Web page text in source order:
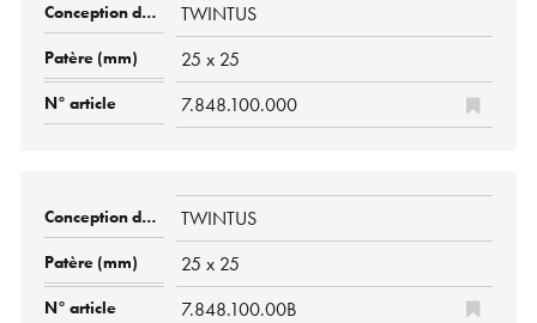
TWINTUS
25 x 25
7.848.100.000
TWINTUS
25 x 25
7.848.100.00B